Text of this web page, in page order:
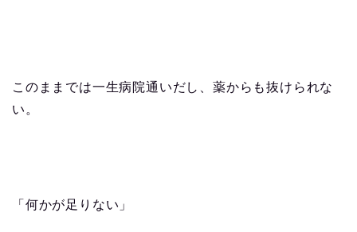
このままでは一生病院通いだし、薬からも抜けられな
い。
「何かが足りない」